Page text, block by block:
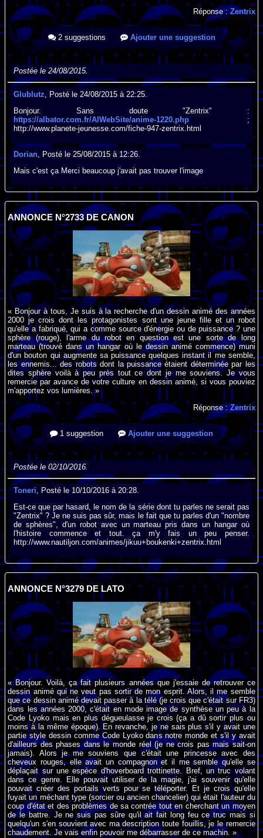
Réponse : Zentrix
2 suggestions Ajouter une suggestion
Postée le 24/08/2015.
Glublutz , Posté le 24/08/2015 à 22:25.
Bonjour. Sans doute "Zentrix" :
https://albator.com.fr/AlWebSite/anime-1220.php ;
http://www.planete-jeunesse.com/fiche-947-zentrix.html
Dorian , Posté le 25/08/2015 à 12:26.
Mais c'est ça Merci beaucoup j'avait pas trouver l'image
ANNONCE N°2733 DE CANON
« Bonjour à tous, Je suis à la recherche d'un dessin animé des années
2000 je crois dont les protagonistes sont une jeune fille et un robot
qu'elle a fabriqué, qui a comme source d'énergie ou de puissance ? une
sphère (rouge), l'arme du robot en question est une sorte de long
marteau (trouvé dans un hangar où le dessin animé commence) muni
d'un bouton qui augmente sa puissance quelques instant il me semble,
les ennemis... des robots dont la puissance étaient déterminée par les
dites sphère voilà à peu près tout ce dont je me souviens. Je vous
remercie par avance de votre culture en dessin animé, si vous pouviez
m'apportez vos lumières. »
Réponse : Zentrix
1 suggestion Ajouter une suggestion
Postée le 02/10/2016.
Toneri , Posté le 10/10/2016 à 20:28.
Est-ce que par hasard, le nom de la série dont tu parles ne serait pas
"Zentrix" ? Je ne suis pas sûr, mais le fait que tu parles d'un "nombre
de sphères", d'un robot avec un marteau pris dans un hangar où
l'histoire commence et tout. ça m'y fais un peu penser.
http://www.nautiljon.com/animes/jikuu+boukenki+zentrix.html
ANNONCE N°3279 DE LATO
« Bonjour. Voilà, ça fait plusieurs années que j'essaie de retrouver ce
dessin animé qui ne veut pas sortir de mon esprit. Alors, il me semble
que ce dessin animé devait passer à la télé (je crois que c'était sur FR3)
dans les années 2000, c'était en mode image de synthèse un peu à la
Code Lyoko mais en plus dégueulasse je crois (ça a dû sortir plus ou
moins à la même époque). En revanche, je ne sais plus s'il y avait une
partie style dessin comme Code Lyoko dans notre monde et s'il y avait
d'ailleurs des phases dans le monde réel (je ne crois pas mais sait-on
jamais). Alors je me souviens que c'était une princesse avec des
cheveux rouges, elle avait un compagnon et il me semble qu'elle se
déplaçait sur une espèce d'hoverboard trottinette. Bref, un truc volant
dans ce genre. Elle pouvait utiliser de la magie, j'ai souvenir qu'elle
pouvait créer des portails verts pour se téléporter. Et je crois qu'elle
fuyait un méchant type (sorcier ou ancien chancelier) qui était l'auteur du
coup d'état et des problèmes de sa contrée tout en cherchant un moyen
de le battre. Je ne suis pas sûre qu'il ait fait long feu ce truc mais si
quelqu'un s'en souvient avec ma description toute fouillis, je le remercie
chaudement. Je vais enfin pouvoir me débarrasser de ce machin. »